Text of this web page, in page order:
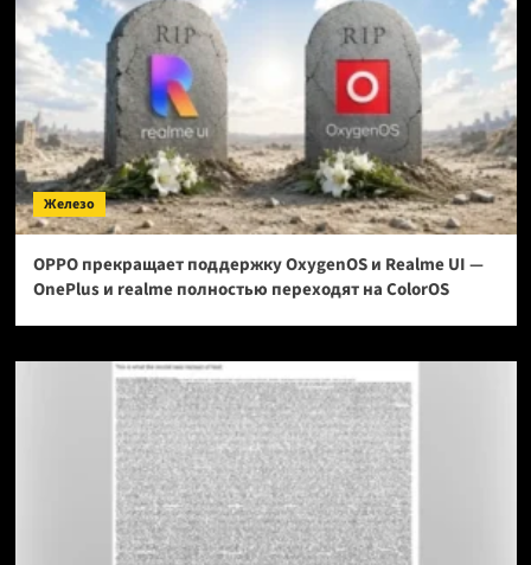
Железо
OPPO прекращает поддержку OxygenOS и Realme UI —
OnePlus и realme полностью переходят на ColorOS